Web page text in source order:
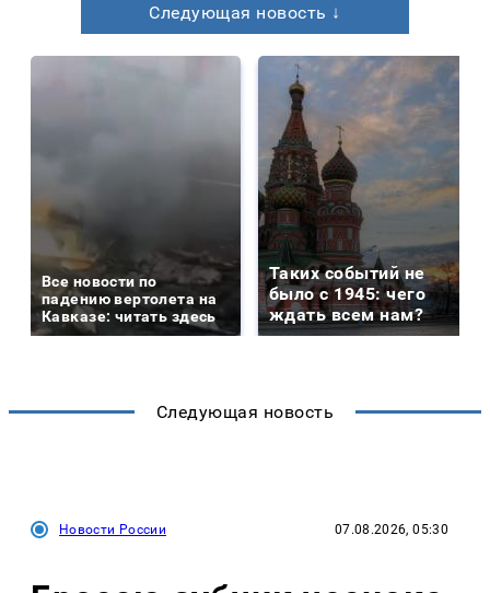
Следующая новость ↓
Все новости по
падению вертолета на
Кавказе: читать здесь
Таких событий не
было с 1945: чего
ждать всем нам?
Следующая новость
Новости России 07.08.2026, 05:30